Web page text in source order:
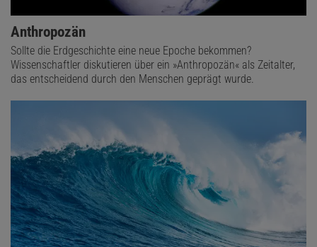
Anthropozän
Sollte die Erdgeschichte eine neue Epoche bekommen?
Wissenschaftler diskutieren über ein »Anthropozän« als Zeitalter,
das entscheidend durch den Menschen geprägt wurde.